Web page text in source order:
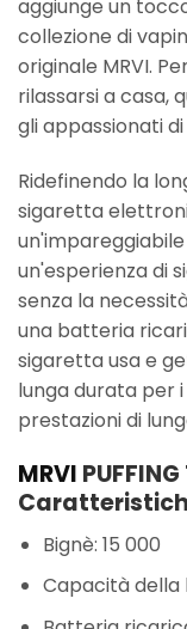
aggiunge un
collezione di
originale MRVI.
rilassarsi a casa,
gli appassionati
Ridefinendo la
sigaretta
un'esperienza di
senza la
una batteria
sigaretta usa e
lunga durata per
prestazioni di
MRVI
Bignè: 15 000
Capacità